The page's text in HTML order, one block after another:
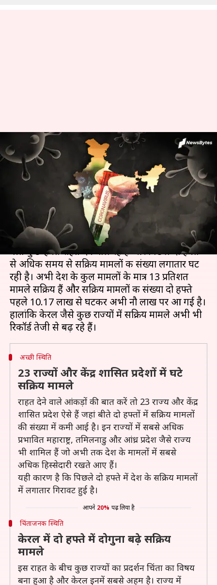
कोरोना वायरस: 23 राज्यों में घटे
सक्रिय मामले, लेकिन केरल में
लगातार बिगड़ रही स्थिति
Oct 08, 2020 05:27 pm
क्या है खबर?
कोरोना वायरस महामारी के खिलाफ भारत की लड़ाई में
बीते कुछ हफ्ते राहत देने वाले रहे हैं और पिछले दो हफ्ते
से अधिक समय से सक्रिय मामलों की संख्या लगातार घट
रही है। अभी देश के कुल मामलों के मात्र 13 प्रतिशत
मामले सक्रिय हैं और सक्रिय मामलों की संख्या दो हफ्ते
पहले 10.17 लाख से घटकर अभी नौ लाख पर आ गई है।
हालांकि केरल जैसे कुछ राज्यों में सक्रिय मामले अभी भी
अच्छी स्थिति
23 राज्यों और केंद्र शासित प्रदेशों में घटे
सक्रिय मामले
राहत देने वाले आंकड़ों की बात करें तो 23 राज्य और केंद्र
शासित प्रदेश ऐसे हैं जहां बीते दो हफ्तों में सक्रिय मामलों
की संख्या में कमी आई है। इन राज्यों में सबसे अधिक
प्रभावित महाराष्ट्र, तमिलनाडु औऱ आंध्र प्रदेश जैसे राज्य
भी शामिल हैं जो अभी तक देश के मामलों में सबसे
अधिक हिस्सेदारी रखते आए हैं।
यही कारण है कि पिछले दो हफ्ते में देश के सक्रिय मामलों
में लगातार गिरावट हुई है।
आपने 20% पढ़ लिया है
चिंताजनक स्थिति
केरल में दो हफ्ते में दोगुना बढ़े सक्रिय
मामले
इस राहत के बीच कुछ राज्यों का प्रदर्शन चिंता का विषय
बना हुआ है और केरल इनमें सबसे अहम है। राज्य में